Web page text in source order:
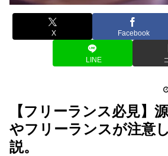
X Facebook
LINE
【フリーランス必見】
やフリーランスが注意
説。